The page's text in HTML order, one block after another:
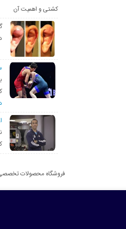
کشتی و اهمیت آن
فروشگاه محصولات